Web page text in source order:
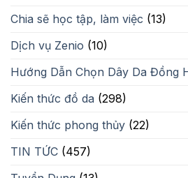
Chia sẽ học tập, làm việc (13)
Dịch vụ Zenio (10)
Hướng Dẫn Chọn Dây Da Đồng
Kiến thức đồ da (298)
Kiến thức phong thủy (22)
TIN TỨC (457)